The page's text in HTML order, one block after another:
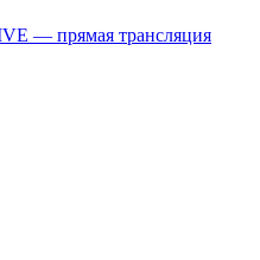
— прямая трансляция